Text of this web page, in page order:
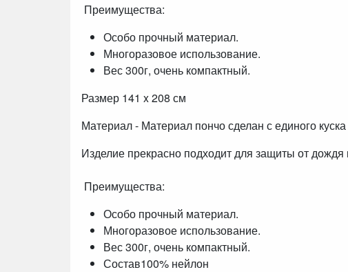
Преимущества:
Особо прочный материал.
Многоразовое использование.
Вес 300г, очень компактный.
Размер 141 x 208 см
Материал - Материал пончо сделан с единого
Изделие прекрасно подходит для защиты от дождя
Преимущества:
Особо прочный материал.
Многоразовое использование.
Вес 300г, очень компактный.
Состав100% нейлон